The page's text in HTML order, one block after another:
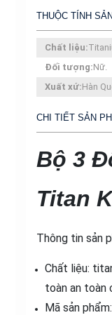
THUỘC TÍNH
Chất liệu:
Đối tượng:Nữ.
Xuất xứ:Hàn
CHI TIẾT SẢN
Bộ 3
Titan
Thông tin sản
Chất liệu:
toàn an toàn
Mã sản